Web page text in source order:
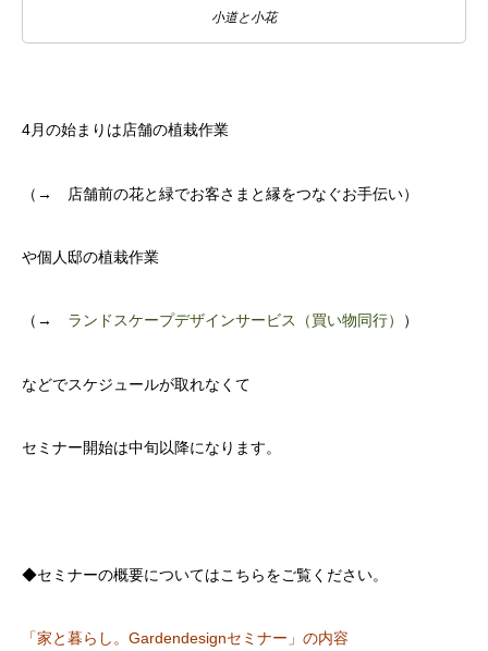
小道と小花
4月の始まりは店舗の植栽作業
（→ 店舗前の花と緑でお客さまと縁をつなぐお手伝い）
や個人邸の植栽作業
（→ ランドスケープデザインサービス（買い物同行） ）
などでスケジュールが取れなくて
セミナー開始は中旬以降になります。
◆セミナーの概要についてはこちらをご覧ください。
「家と暮らし。Gardendesignセミナー」の内容